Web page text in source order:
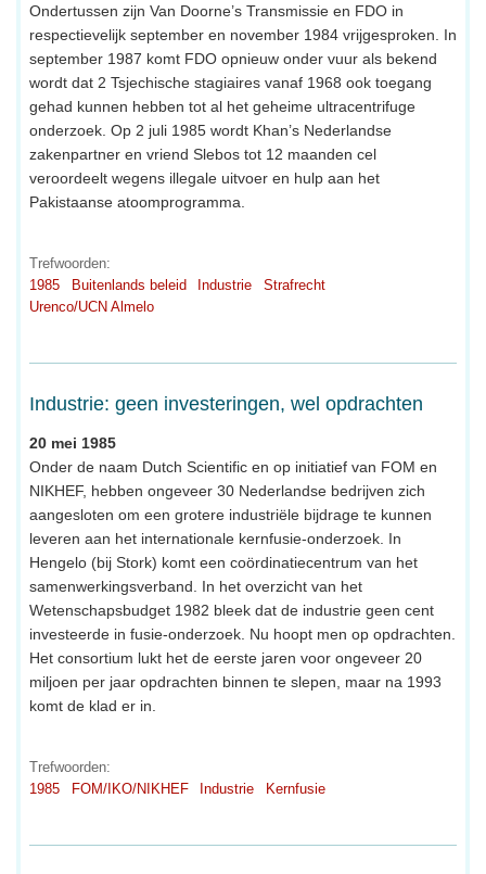
Ondertussen zijn Van Doorne’s Transmissie en FDO in
respectievelijk september en november 1984 vrijgesproken. In
september 1987 komt FDO opnieuw onder vuur als bekend
wordt dat 2 Tsjechische stagiaires vanaf 1968 ook toegang
gehad kunnen hebben tot al het geheime ultracentrifuge
onderzoek. Op 2 juli 1985 wordt Khan’s Nederlandse
zakenpartner en vriend Slebos tot 12 maanden cel
veroordeelt wegens illegale uitvoer en hulp aan het
Pakistaanse atoomprogramma.
Trefwoorden:
1985
Buitenlands beleid Industrie
Strafrecht
Urenco/UCN Almelo
Industrie: geen investeringen, wel opdrachten
20 mei 1985
Onder de naam Dutch Scientific en op initiatief van FOM en
NIKHEF, hebben ongeveer 30 Nederlandse bedrijven zich
aangesloten om een grotere industriële bijdrage te kunnen
leveren aan het internationale kernfusie-onderzoek. In
Hengelo (bij Stork) komt een coördinatiecentrum van het
samenwerkingsverband. In het overzicht van het
Wetenschapsbudget 1982 bleek dat de industrie geen cent
investeerde in fusie-onderzoek. Nu hoopt men op opdrachten.
Het consortium lukt het de eerste jaren voor ongeveer 20
miljoen per jaar opdrachten binnen te slepen, maar na 1993
komt de klad er in.
Trefwoorden:
1985
FOM/IKO/NIKHEF Industrie Kernfusie